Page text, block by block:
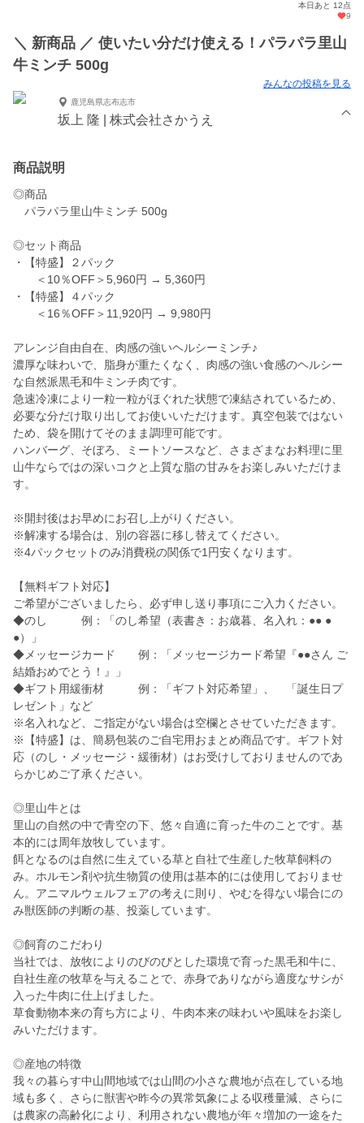
本日あと 12点
9
＼ 新商品 ／ 使いたい分だけ使える！パラパラ里山
牛ミンチ 500g
みんなの投稿を見る
鹿児島県志布志市
坂上 隆 | 株式会社さかうえ
商品説明
◎商品
パラパラ里山牛ミンチ 500g
◎セット商品
・【特盛】２パック
＜10％OFF＞5,960円 → 5,360円
・【特盛】４パック
＜16％OFF＞11,920円 → 9,980円
アレンジ自由自在、肉感の強いヘルシーミンチ♪
濃厚な味わいで、脂身が重たくなく、肉感の強い食感のヘルシー
な自然派黒毛和牛ミンチ肉です。
急速冷凍により一粒一粒がほぐれた状態で凍結されているため、
必要な分だけ取り出してお使いいただけます。真空包装ではない
ため、袋を開けてそのまま調理可能です。
ハンバーグ、そぼろ、ミートソースなど、さまざまなお料理に里
山牛ならではの深いコクと上質な脂の甘みをお楽しみいただけま
す。
※開封後はお早めにお召し上がりください。
※解凍する場合は、別の容器に移し替えてください。
※4パックセットのみ消費税の関係で1円安くなります。
【無料ギフト対応】
ご希望がございましたら、必ず申し送り事項にご入力ください。
◆のし 例：「のし希望（表書き：お歳暮、名入れ：●● ●
●）」
◆メッセージカード 例：「メッセージカード希望『●●さん ご
結婚おめでとう！』」
◆ギフト用緩衝材 例：「ギフト対応希望」、 「誕生日プ
レゼント」など
※名入れなど、ご指定がない場合は空欄とさせていただきます。
※【特盛】は、簡易包装のご自宅用おまとめ商品です。ギフト対
応（のし・メッセージ・緩衝材）はお受けしておりませんのであ
らかじめご了承ください。
◎里山牛とは
里山の自然の中で青空の下、悠々自適に育った牛のことです。基
本的には周年放牧しています。
餌となるのは自然に生えている草と自社で生産した牧草飼料の
み。ホルモン剤や抗生物質の使用は基本的には使用しておりませ
ん。アニマルウェルフェアの考えに則り、やむを得ない場合にの
み獣医師の判断の基、投薬しています。
◎飼育のこだわり
当社では、放牧によりのびのびとした環境で育った黒毛和牛に、
自社生産の牧草を与えることで、赤身でありながら適度なサシが
入った牛肉に仕上げました。
草食動物本来の育ち方により、牛肉本来の味わいや風味をお楽し
みいただけます。
◎産地の特徴
我々の暮らす中山間地域では山間の小さな農地が点在している地
域も多く、さらに獣害や昨今の異常気象による収穫量減、さらに
は農家の高齢化により、利用されない農地が年々増加の一途をた